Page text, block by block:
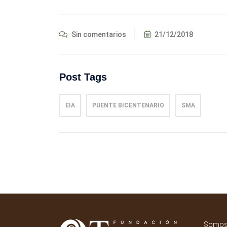
Sin comentarios 21/12/2018
Post Tags
EIA PUENTE BICENTENARIO SMA